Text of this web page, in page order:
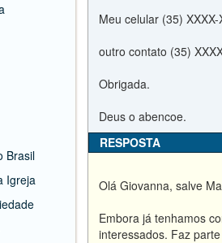
Brasil
Igreja
Meu celular (35)
outro contato (35)
Obrigada.
Deus o abencoe.
RESPOSTA
Olá Giovanna, salve
Embora já tenhamos
interessados. Faz